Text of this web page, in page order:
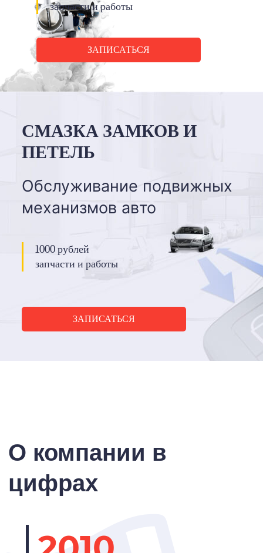
запчасти и работы
ЗАПИСАТЬСЯ
СМАЗКА ЗАМКОВ И
ПЕТЕЛЬ
Обслуживание подвижных
механизмов авто
1000 рублей
запчасти и работы
ЗАПИСАТЬСЯ
О компании в
цифрах